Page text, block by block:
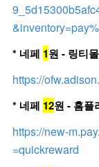
* 네페 1원 - 링티몰
https://
* 네페 12원 - 홈플
https://new-
=quickreward